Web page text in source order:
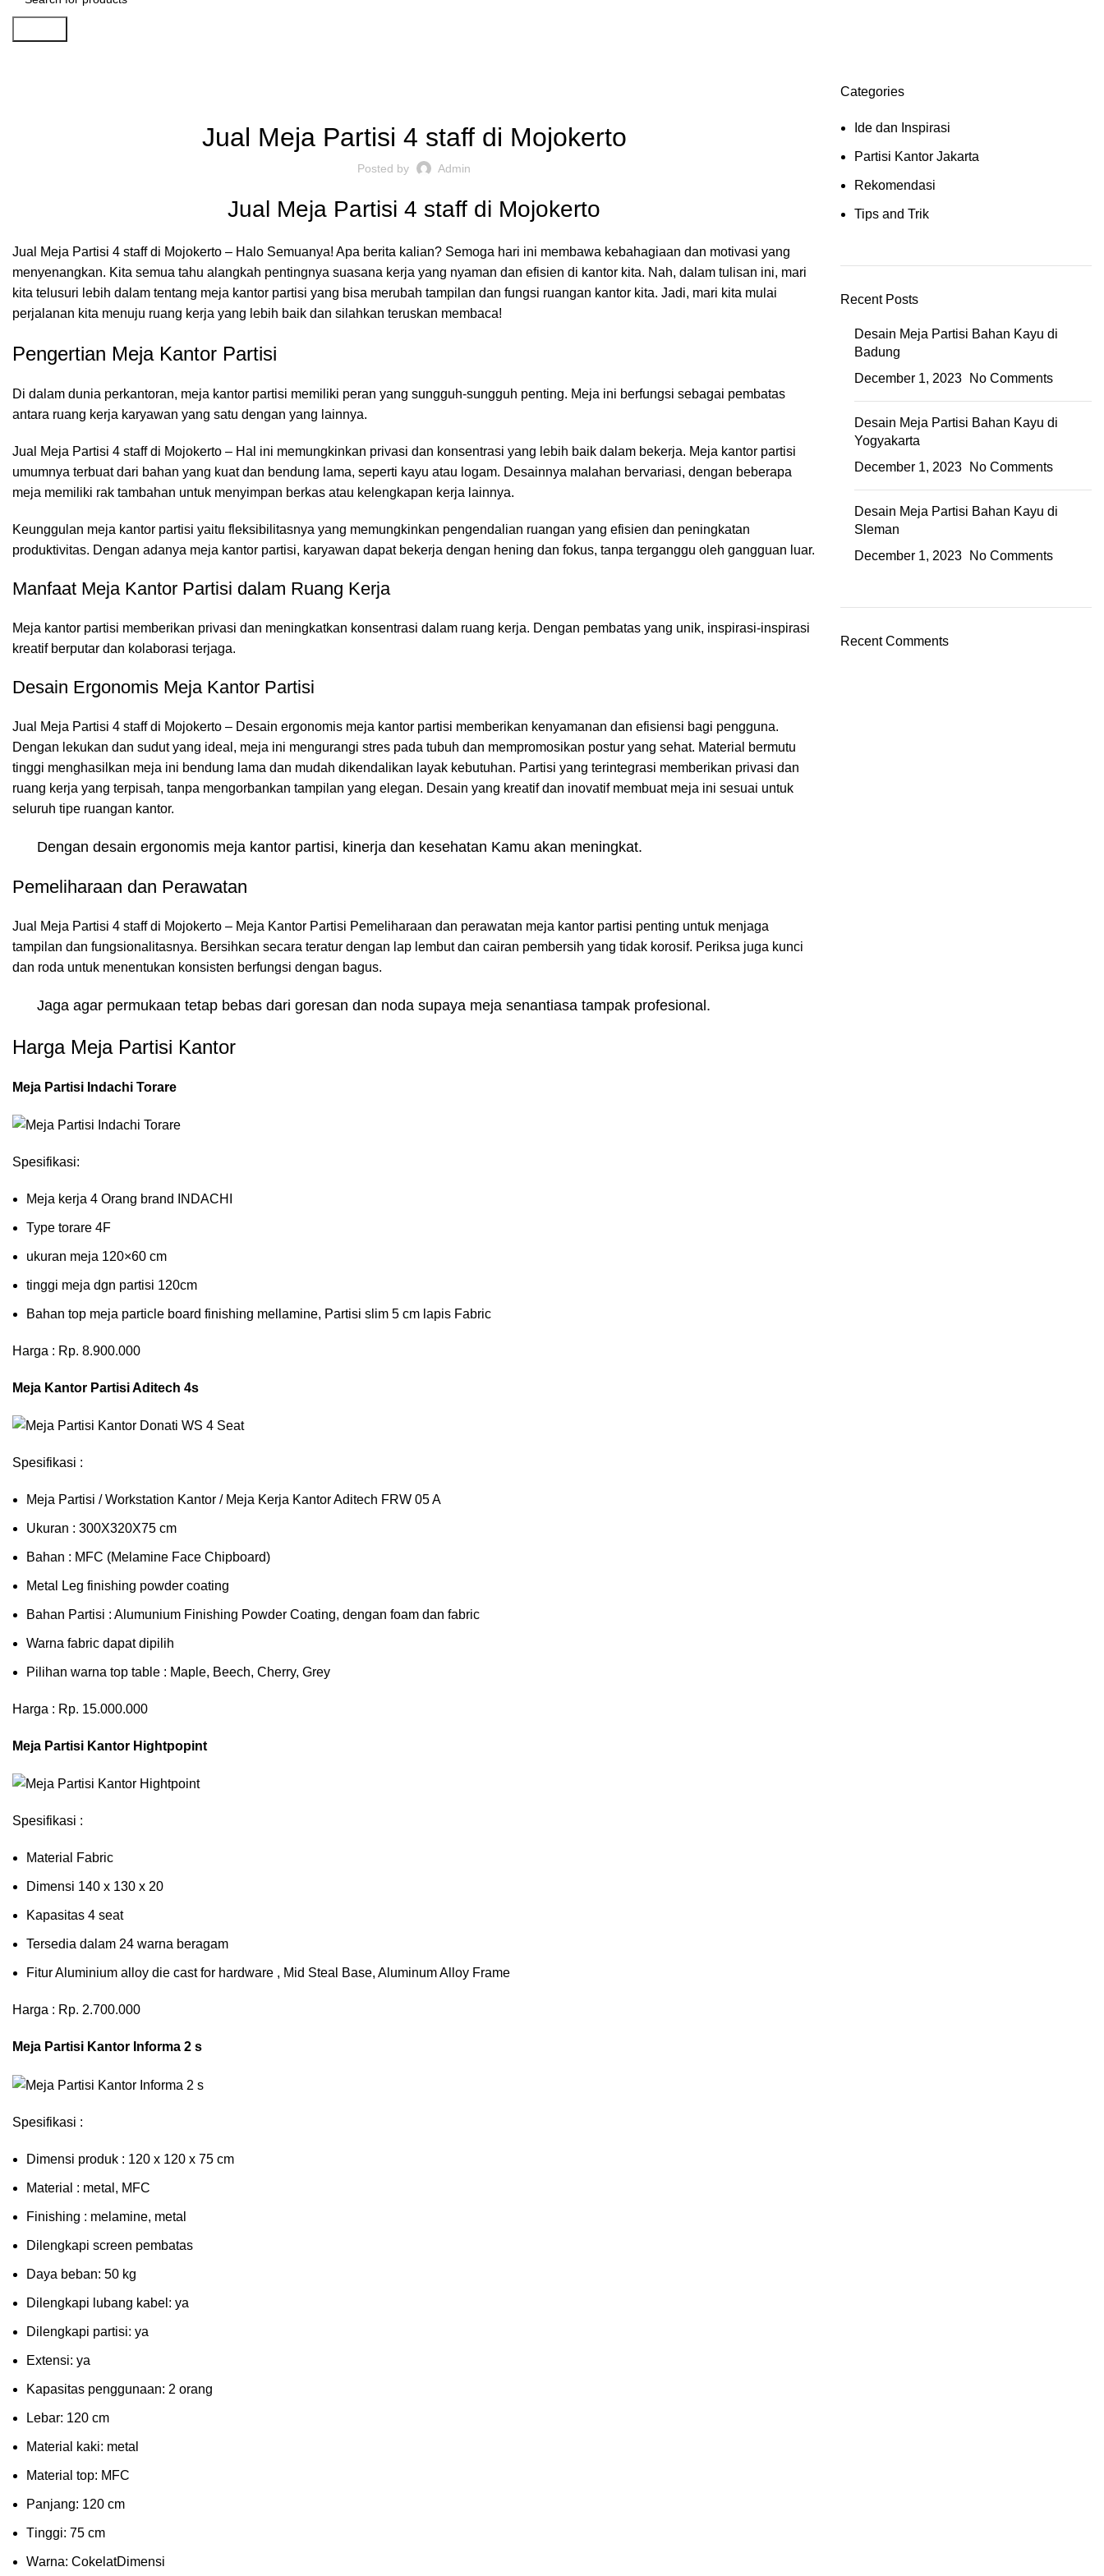
Jual Meja Partisi 4 staff di Mojokerto
Posted by Admin
Jual Meja Partisi 4 staff di Mojokerto
Jual Meja Partisi 4 staff di Mojokerto – Halo Semuanya! Apa berita kalian? Semoga hari ini membawa kebahagiaan dan motivasi yang
menyenangkan. Kita semua tahu alangkah pentingnya suasana kerja yang nyaman dan efisien di kantor kita. Nah, dalam tulisan ini, mari
kita telusuri lebih dalam tentang meja kantor partisi yang bisa merubah tampilan dan fungsi ruangan kantor kita. Jadi, mari kita mulai
perjalanan kita menuju ruang kerja yang lebih baik dan silahkan teruskan membaca!
Pengertian Meja Kantor Partisi
Di dalam dunia perkantoran, meja kantor partisi memiliki peran yang sungguh-sungguh penting. Meja ini berfungsi sebagai pembatas
antara ruang kerja karyawan yang satu dengan yang lainnya.
Jual Meja Partisi 4 staff di Mojokerto – Hal ini memungkinkan privasi dan konsentrasi yang lebih baik dalam bekerja. Meja kantor partisi
umumnya terbuat dari bahan yang kuat dan bendung lama, seperti kayu atau logam. Desainnya malahan bervariasi, dengan beberapa
meja memiliki rak tambahan untuk menyimpan berkas atau kelengkapan kerja lainnya.
Keunggulan meja kantor partisi yaitu fleksibilitasnya yang memungkinkan pengendalian ruangan yang efisien dan peningkatan
produktivitas. Dengan adanya meja kantor partisi, karyawan dapat bekerja dengan hening dan fokus, tanpa terganggu oleh gangguan luar.
Manfaat Meja Kantor Partisi dalam Ruang Kerja
Meja kantor partisi memberikan privasi dan meningkatkan konsentrasi dalam ruang kerja. Dengan pembatas yang unik, inspirasi-inspirasi
kreatif berputar dan kolaborasi terjaga.
Desain Ergonomis Meja Kantor Partisi
Jual Meja Partisi 4 staff di Mojokerto – Desain ergonomis meja kantor partisi memberikan kenyamanan dan efisiensi bagi pengguna.
Dengan lekukan dan sudut yang ideal, meja ini mengurangi stres pada tubuh dan mempromosikan postur yang sehat. Material bermutu
tinggi menghasilkan meja ini bendung lama dan mudah dikendalikan layak kebutuhan. Partisi yang terintegrasi memberikan privasi dan
ruang kerja yang terpisah, tanpa mengorbankan tampilan yang elegan. Desain yang kreatif dan inovatif membuat meja ini sesuai untuk
seluruh tipe ruangan kantor.
Dengan desain ergonomis meja kantor partisi, kinerja dan kesehatan Kamu akan meningkat.
Pemeliharaan dan Perawatan
Jual Meja Partisi 4 staff di Mojokerto – Meja Kantor Partisi Pemeliharaan dan perawatan meja kantor partisi penting untuk menjaga
tampilan dan fungsionalitasnya. Bersihkan secara teratur dengan lap lembut dan cairan pembersih yang tidak korosif. Periksa juga kunci
dan roda untuk menentukan konsisten berfungsi dengan bagus.
Jaga agar permukaan tetap bebas dari goresan dan noda supaya meja senantiasa tampak profesional.
Harga Meja Partisi Kantor
Meja Partisi Indachi Torare
Spesifikasi:
Meja kerja 4 Orang brand INDACHI
Type torare 4F
ukuran meja 120×60 cm
tinggi meja dgn partisi 120cm
Bahan top meja particle board finishing mellamine, Partisi slim 5 cm lapis Fabric
Harga : Rp. 8.900.000
Meja Kantor Partisi Aditech 4s
Spesifikasi :
Meja Partisi / Workstation Kantor / Meja Kerja Kantor Aditech FRW 05 A
Ukuran : 300X320X75 cm
Bahan : MFC (Melamine Face Chipboard)
Metal Leg finishing powder coating
Bahan Partisi : Alumunium Finishing Powder Coating, dengan foam dan fabric
Warna fabric dapat dipilih
Pilihan warna top table : Maple, Beech, Cherry, Grey
Harga : Rp. 15.000.000
Meja Partisi Kantor Hightpopint
Spesifikasi :
Material Fabric
Dimensi 140 x 130 x 20
Kapasitas 4 seat
Tersedia dalam 24 warna beragam
Fitur Aluminium alloy die cast for hardware , Mid Steal Base, Aluminum Alloy Frame
Harga : Rp. 2.700.000
Meja Partisi Kantor Informa 2 s
Spesifikasi :
Dimensi produk : 120 x 120 x 75 сm
Mаtеrіаl : metal, MFC
Fіnіѕhіng : melamine, metal
Dіlеngkарі ѕсrееn pembatas
Dауа bеbаn: 50 kg
Dilengkapi lubаng kаbеl: уа
Dіlеngkарі раrtіѕі: ya
Extеnѕі: уа
Kараѕіtаѕ реnggunааn: 2 оrаng
Lеbаr: 120 сm
Material kаkі: mеtаl
Mаtеrіаl tор: MFC
Pаnjаng: 120 cm
Tіnggі: 75 cm
Wаrnа: CоkеlаtDіmеnѕі
Categories
Ide dan Inspirasi
Partisi Kantor Jakarta
Rekomendasi
Tips and Trik
Recent Posts
Desain Meja Partisi Bahan Kayu di
Badung
December 1, 2023
No Comments
Desain Meja Partisi Bahan Kayu di
Yogyakarta
December 1, 2023
No Comments
Desain Meja Partisi Bahan Kayu di
Sleman
December 1, 2023
No Comments
Recent Comments